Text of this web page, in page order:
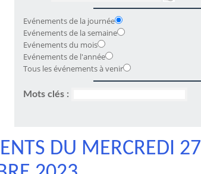
Evénements de la journée
Evénements de la semaine
Evénements du mois
Evénements de l'année
Tous les événements à venir
Mots clés :
DU MERCREDI 27